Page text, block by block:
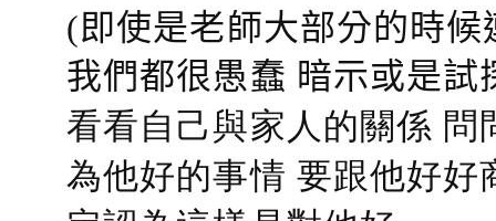
(即使是老師大部分的時候
我們都很愚蠢 暗示或是
看看自己與家人的關係
為他好的事情 要跟他好